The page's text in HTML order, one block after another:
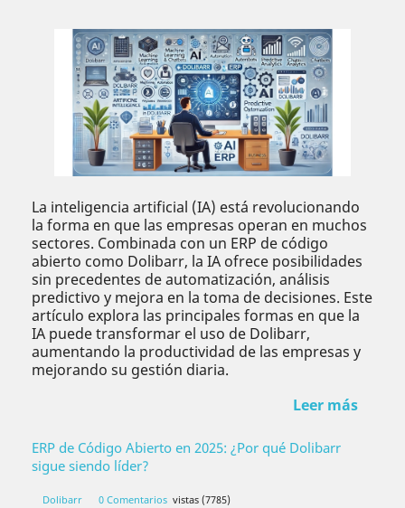
La inteligencia artificial (IA) está revolucionando
la forma en que las empresas operan en muchos
sectores. Combinada con un ERP de código
abierto como Dolibarr, la IA ofrece posibilidades
sin precedentes de automatización, análisis
predictivo y mejora en la toma de decisiones. Este
artículo explora las principales formas en que la
IA puede transformar el uso de Dolibarr,
aumentando la productividad de las empresas y
mejorando su gestión diaria.
Leer más
ERP de Código Abierto en 2025: ¿Por qué Dolibarr
sigue siendo líder?
Dolibarr 0 Comentarios vistas (7785)